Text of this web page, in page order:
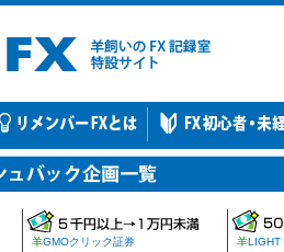
羊GMOクリック証券
羊LIGHT